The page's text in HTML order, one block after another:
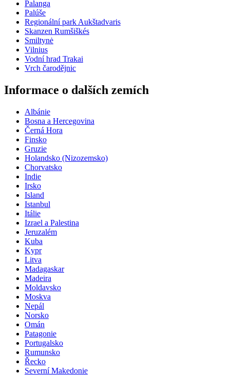
Palanga
Palúše
Regionální park Aukštadvaris
Skanzen Rumšiškés
Smiltynė
Vilnius
Vodní hrad Trakai
Vrch čarodějnic
Informace o dalších zemích
Albánie
Bosna a Hercegovina
Černá Hora
Finsko
Gruzie
Holandsko (Nizozemsko)
Chorvatsko
Indie
Irsko
Island
Istanbul
Itálie
Izrael a Palestina
Jeruzalém
Kuba
Kypr
Litva
Madagaskar
Madeira
Moldavsko
Moskva
Nepál
Norsko
Omán
Patagonie
Portugalsko
Rumunsko
Řecko
Severní Makedonie